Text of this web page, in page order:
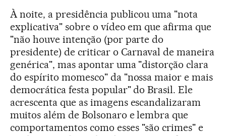
À noite, a presidência publicou uma "nota
explicativa" sobre o vídeo em que afirma que
"não houve intenção (por parte do
presidente) de criticar o Carnaval de maneira
genérica", mas apontar uma "distorção clara
do espírito momesco" da "nossa maior e mais
democrática festa popular" do Brasil. Ele
acrescenta que as imagens escandalizaram
muitos além de Bolsonaro e lembra que
comportamentos como esses "são crimes" e